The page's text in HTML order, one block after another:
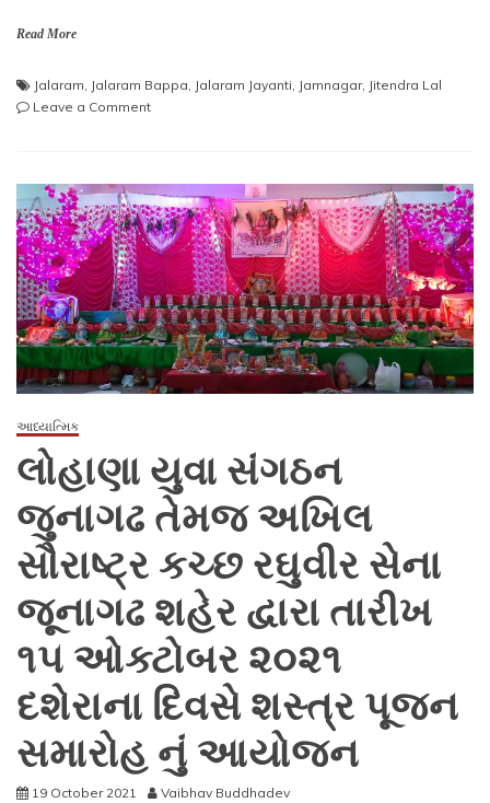
Read More
Jalaram Jalaram Bappa Jalaram Jayanti Jamnagar, Jitendra Lal
Leave a Commenton
૨૨૨
મી
જન્મ
જયંતિની
છોટીકાશીમાં
ધામધૂમપૂર્વક
ઉજવણી
કરવામાં
આવી
આધ્યાત્મિક
લોહાણા યુવા સંગઠન
જુનાગઢ તેમજ અખિલ
સૌરાષ્ટ્ર કચ્છ રઘુવીર સેના
જૂનાગઢ શહેર દ્વારા તારીખ
૧૫ ઓક્ટોબર ૨૦૨૧
દશેરાના દિવસે શસ્ત્ર પૂજન
સમારોહ નું આયોજન
19 October 2021 Vaibhav Buddhadev